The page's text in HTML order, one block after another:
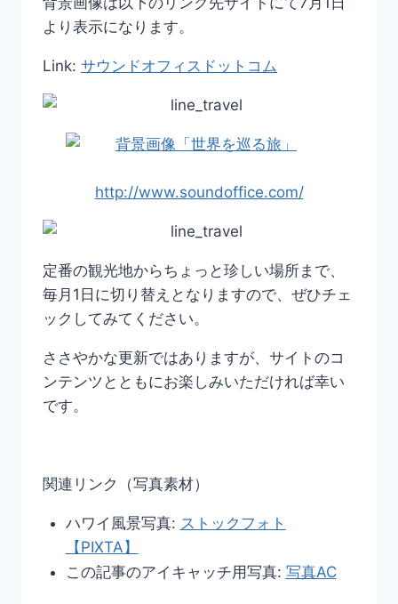
より表示になります。
Link: サウンドオフィスドットコム
http://www.soundoffice.com/
定番の観光地からちょっと珍しい場所まで、
毎月1日に切り替えとなりますので、ぜひチェ
ックしてみてください。
ささやかな更新ではありますが、サイトのコ
ンテンツとともにお楽しみいただければ幸い
です。
関連リンク（写真素材）
ハワイ風景写真: ストックフォト
【PIXTA】
この記事のアイキャッチ用写真: 写真AC